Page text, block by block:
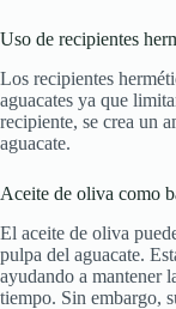
Uso de recipientes
Los recipientes
aguacates ya que
recipiente, se crea un
aguacate.
Aceite de oliva como
El aceite de oliva
pulpa del aguacate.
ayudando a mantener
tiempo. Sin embargo,